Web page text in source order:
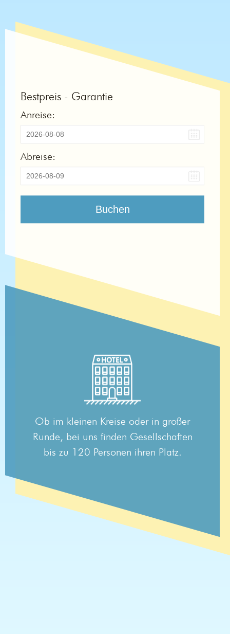
Bestpreis - Garantie
Anreise:
Abreise:
Buchen
Ob im kleinen Kreise oder in großer
Runde, bei uns finden Gesellschaften
bis zu 120 Personen ihren Platz.